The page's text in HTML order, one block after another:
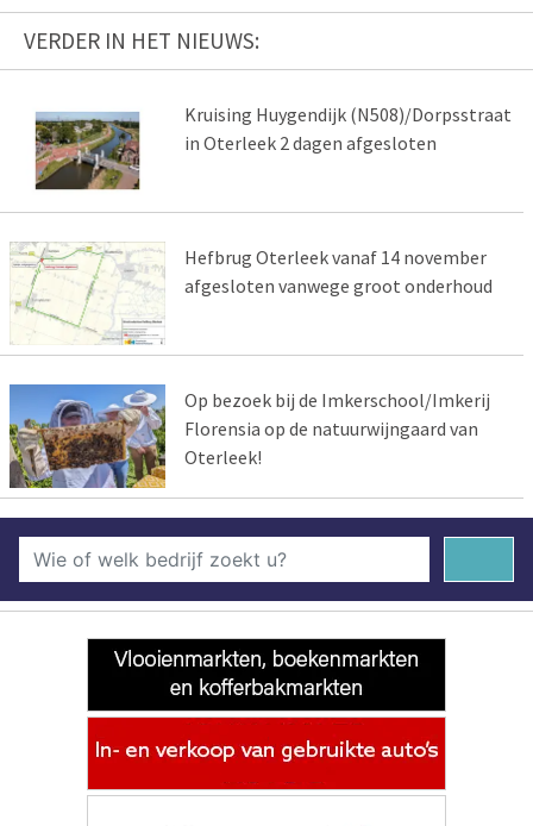
VERDER IN HET NIEUWS:
Kruising Huygendijk (N508)/Dorpsstraat
in Oterleek 2 dagen afgesloten
Hefbrug Oterleek vanaf 14 november
afgesloten vanwege groot onderhoud
Op bezoek bij de Imkerschool/Imkerij
Florensia op de natuurwijngaard van
Oterleek!